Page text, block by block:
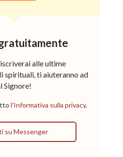
alle ultime
spirituali, ti aiuteranno ad
Signore!
l’Informativa sulla privacy.
su Messenger